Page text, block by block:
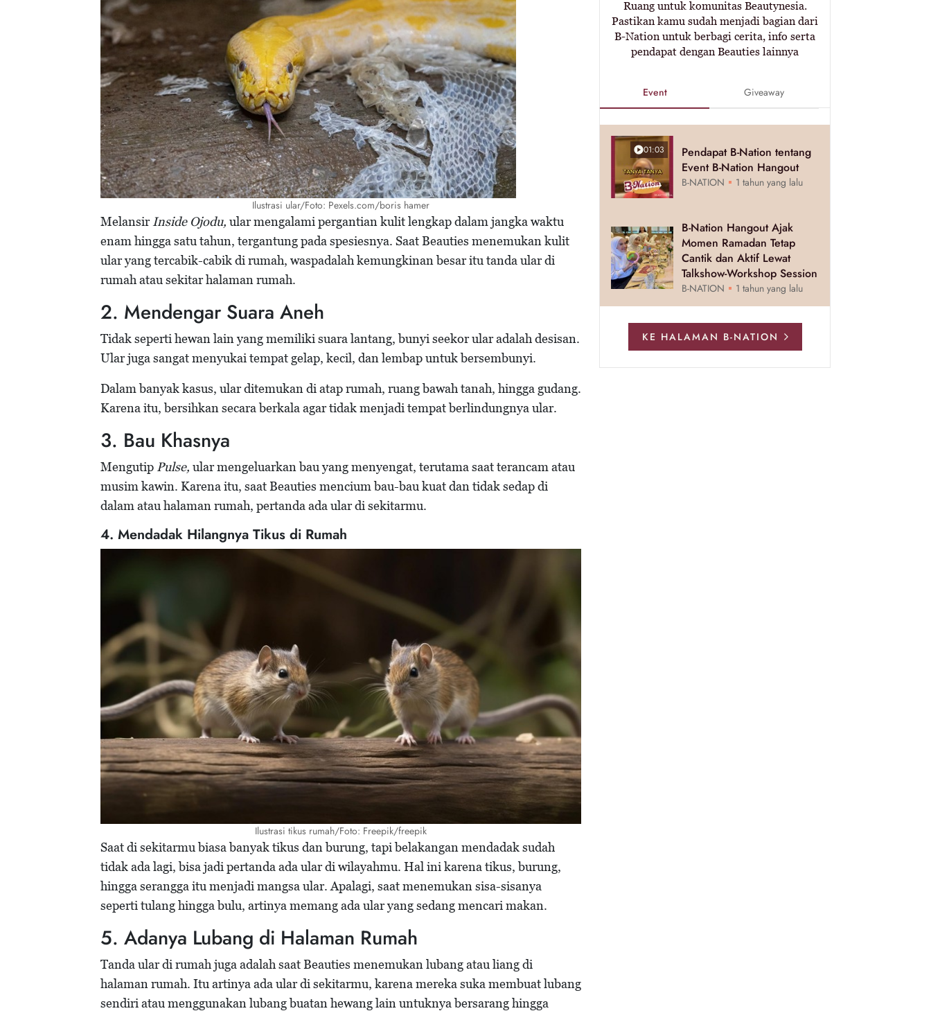
Ilustrasi ular/Foto: Pexels.com/boris hamer
MelansirInside Ojodu, ular mengalami pergantian kulit lengkap dalam jangka waktu
enam hingga satu tahun, tergantung pada spesiesnya. Saat Beauties menemukan kulit
ular yang tercabik-cabik di rumah, waspadalah kemungkinan besar itu tanda ular di
rumah atau sekitar halaman rumah.
2. Mendengar Suara Aneh
Tidak seperti hewan lain yang memiliki suara lantang, bunyi seekor ular adalah desisan.
Ular juga sangat menyukai tempat gelap, kecil, dan lembap untuk bersembunyi.
Dalam banyak kasus, ular ditemukan di atap rumah, ruang bawah tanah, hingga gudang.
Karena itu, bersihkan secara berkala agar tidak menjadi tempat berlindungnya ular.
3. Bau Khasnya
Mengutip Pulse, ular mengeluarkan bau yang menyengat, terutama saat terancam atau
musim kawin. Karena itu, saat Beauties mencium bau-bau kuat dan tidak sedap di
dalam atau halaman rumah, pertanda ada ular di sekitarmu.
4. Mendadak Hilangnya Tikus di Rumah
Ilustrasi tikus rumah/Foto: Freepik/freepik
Saat di sekitarmu biasa banyak tikus dan burung, tapi belakangan mendadak sudah
tidak ada lagi, bisa jadi pertanda ada ular di wilayahmu. Hal ini karena tikus, burung,
hingga serangga itu menjadi mangsa ular. Apalagi, saat menemukan sisa-sisanya
seperti tulang hingga bulu, artinya memang ada ular yang sedang mencari makan.
5. Adanya Lubang di Halaman Rumah
Tanda ular di rumah juga adalah saat Beauties menemukan lubang atau liang di
halaman rumah. Itu artinya ada ular di sekitarmu, karena mereka suka membuat lubang
sendiri atau menggunakan lubang buatan hewang lain untuknya bersarang hingga
Ruang untuk komunitas Beautynesia.
Pastikan kamu sudah menjadi bagian dari
B-Nation untuk berbagi cerita, info serta
pendapat dengan Beauties lainnya
Event Giveaway
01:03
Pendapat B-Nation tentang
Event B-Nation Hangout
B-NATION 1 tahun yang lalu
B-Nation Hangout Ajak
Momen Ramadan Tetap
Cantik dan Aktif Lewat
Talkshow-Workshop Session
B-NATION 1 tahun yang lalu
KE HALAMAN B-NATION